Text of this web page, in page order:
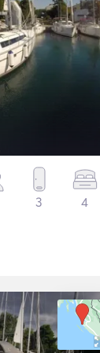
3 4